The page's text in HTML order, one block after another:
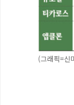
(그래픽=